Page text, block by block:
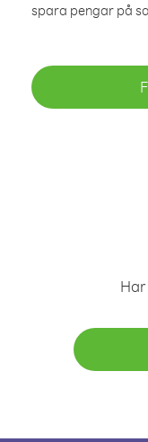
spara pengar på